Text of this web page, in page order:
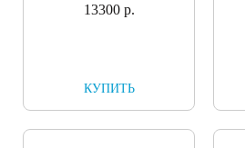
13300 р.
КУПИТЬ